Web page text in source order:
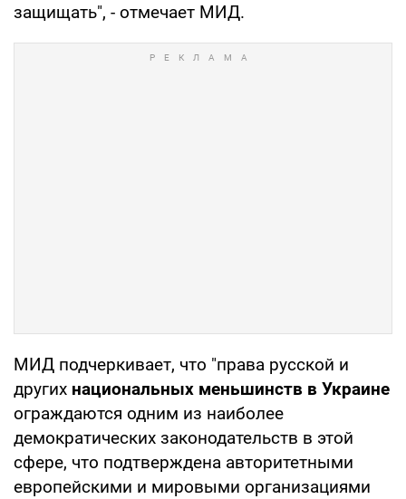
защищать", - отмечает МИД.
МИД подчеркивает, что "права русской и
других национальных меньшинств в Украине
ограждаются одним из наиболее
демократических законодательств в этой
сфере, что подтверждена авторитетными
европейскими и мировыми организациями